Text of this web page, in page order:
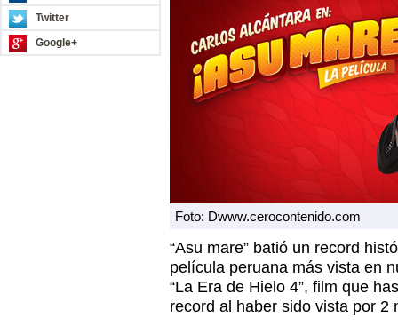
Twitter
Google+
Foto: Dwww.cerocontenido.com
“Asu mare” batió un record
película peruana más vista en
“La Era de Hielo 4”, film que
record al haber sido vista por 2